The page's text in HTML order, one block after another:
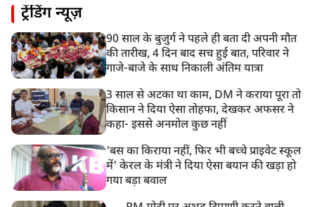
ट्रेंडिंग न्यूज़
90 साल के बुजुर्ग ने पहले ही बता दी अपनी मौत
की तारीख, 4 दिन बाद सच हुई बात, परिवार ने
गाजे-बाजे के साथ निकाली अंतिम यात्रा
3 साल से अटका था काम, DM ने कराया पूरा तो
किसान ने दिया ऐसा तोहफा, देखकर अफसर ने
कहा- इससे अनमोल कुछ नहीं
'बस का किराया नहीं, फिर भी बच्चे प्राइवेट स्कूल
में' केरल के मंत्री ने दिया ऐसा बयान की खड़ा हो
गया बड़ा बवाल